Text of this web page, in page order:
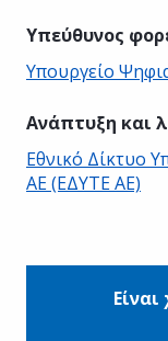
Υπεύθυνος
Υπουργείο
Ανάπτυξη και
Εθνικό Δίκτυο
ΑΕ (ΕΔΥΤΕ ΑΕ)